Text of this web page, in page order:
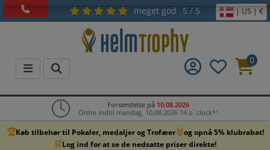
meget god 5 / 5 | US | €
0
Forsendelse på 10.08.2026
Ordre indtil mandag, 10.08.2026 14 o`clock*¹
🏆Køb tilbehør til Pokaler, medaljer og Trofæer🥇og opnå 5% klubrabat!
🛒Log ind for at se de nedsatte priser direkte!